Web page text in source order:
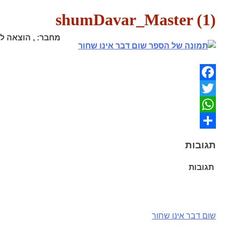
shumDavar_Master (1)
מחבר: , הוצאה
Facebook
Twitter
WhatsApp
תגובות
תגובות
ניווט
שום דבר אינו שחור